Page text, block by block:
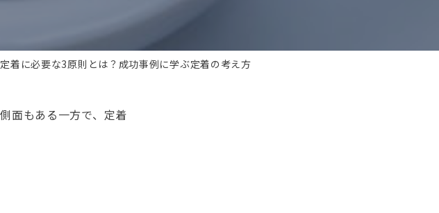
着に必要な3原則とは？成功事例に学ぶ定着の考え方
面もある一方で、定着